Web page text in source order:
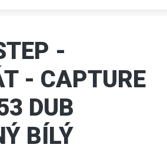
-
- CAPTURE
DUB
BÍLÝ